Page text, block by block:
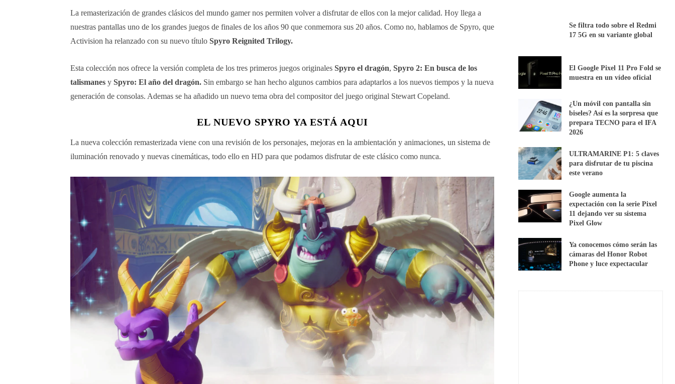
La remasterización de grandes clásicos del mundo gamer nos permiten volver a disfrutar de ellos con la mejor calidad. Hoy llega a
nuestras pantallas uno de los grandes juegos de finales de los años 90 que conmemora sus 20 años. Como no, hablamos de Spyro, que
Activision ha relanzado con su nuevo título Spyro Reignited Trilogy.
Esta colección nos ofrece la versión completa de los tres primeros juegos originales Spyro el dragón, Spyro 2: En busca de los
talismanes y Spyro: El año del dragón. Sin embargo se han hecho algunos cambios para adaptarlos a los nuevos tiempos y la nueva
generación de consolas. Ademas se ha añadido un nuevo tema obra del compositor del juego original Stewart Copeland.
EL NUEVO SPYRO YA ESTÁ AQUI
La nueva colección remasterizada viene con una revisión de los personajes, mejoras en la ambientación y animaciones, un sistema de
iluminación renovado y nuevas cinemáticas, todo ello en HD para que podamos disfrutar de este clásico como nunca.
Se filtra todo sobre el Redmi
17 5G en su variante global
El Google Pixel 11 Pro Fold se
muestra en un vídeo oficial
¿Un móvil con pantalla sin
biseles? Así es la sorpresa que
prepara TECNO para el IFA
2026
ULTRAMARINE P1: 5 claves
para disfrutar de tu piscina
este verano
Google aumenta la
expectación con la serie Pixel
11 dejando ver su sistema
Pixel Glow
Ya conocemos cómo serán las
cámaras del Honor Robot
Phone y luce expectacular